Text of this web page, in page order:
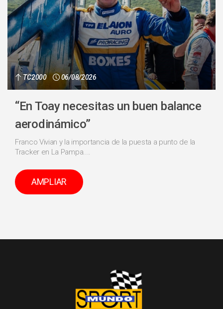
TC2000 06/08/2026
“En Toay necesitas un buen balance
aerodinámico”
Franco Vivian y la importancia de la puesta a punto de la
Tracker en La Pampa....
AMPLIAR